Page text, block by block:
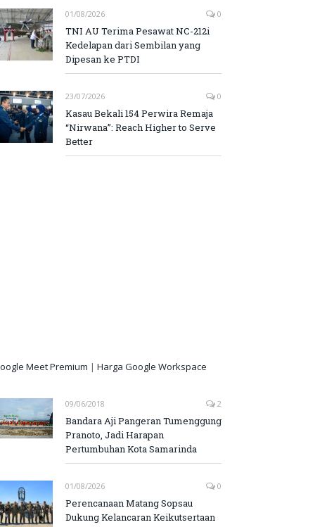
01/08/2026 0
TNI AU Terima Pesawat NC-212i
Kedelapan dari Sembilan yang
Dipesan ke PTDI
23/07/2026 0
Kasau Bekali 154 Perwira Remaja
“Nirwana”: Reach Higher to Serve
Better
Meet Premium | Harga Google Workspace
09/06/2018 2
Bandara Aji Pangeran Tumenggung
Pranoto, Jadi Harapan
Pertumbuhan Kota Samarinda
01/08/2026 0
Perencanaan Matang Sopsau
Dukung Kelancaran Keikutsertaan